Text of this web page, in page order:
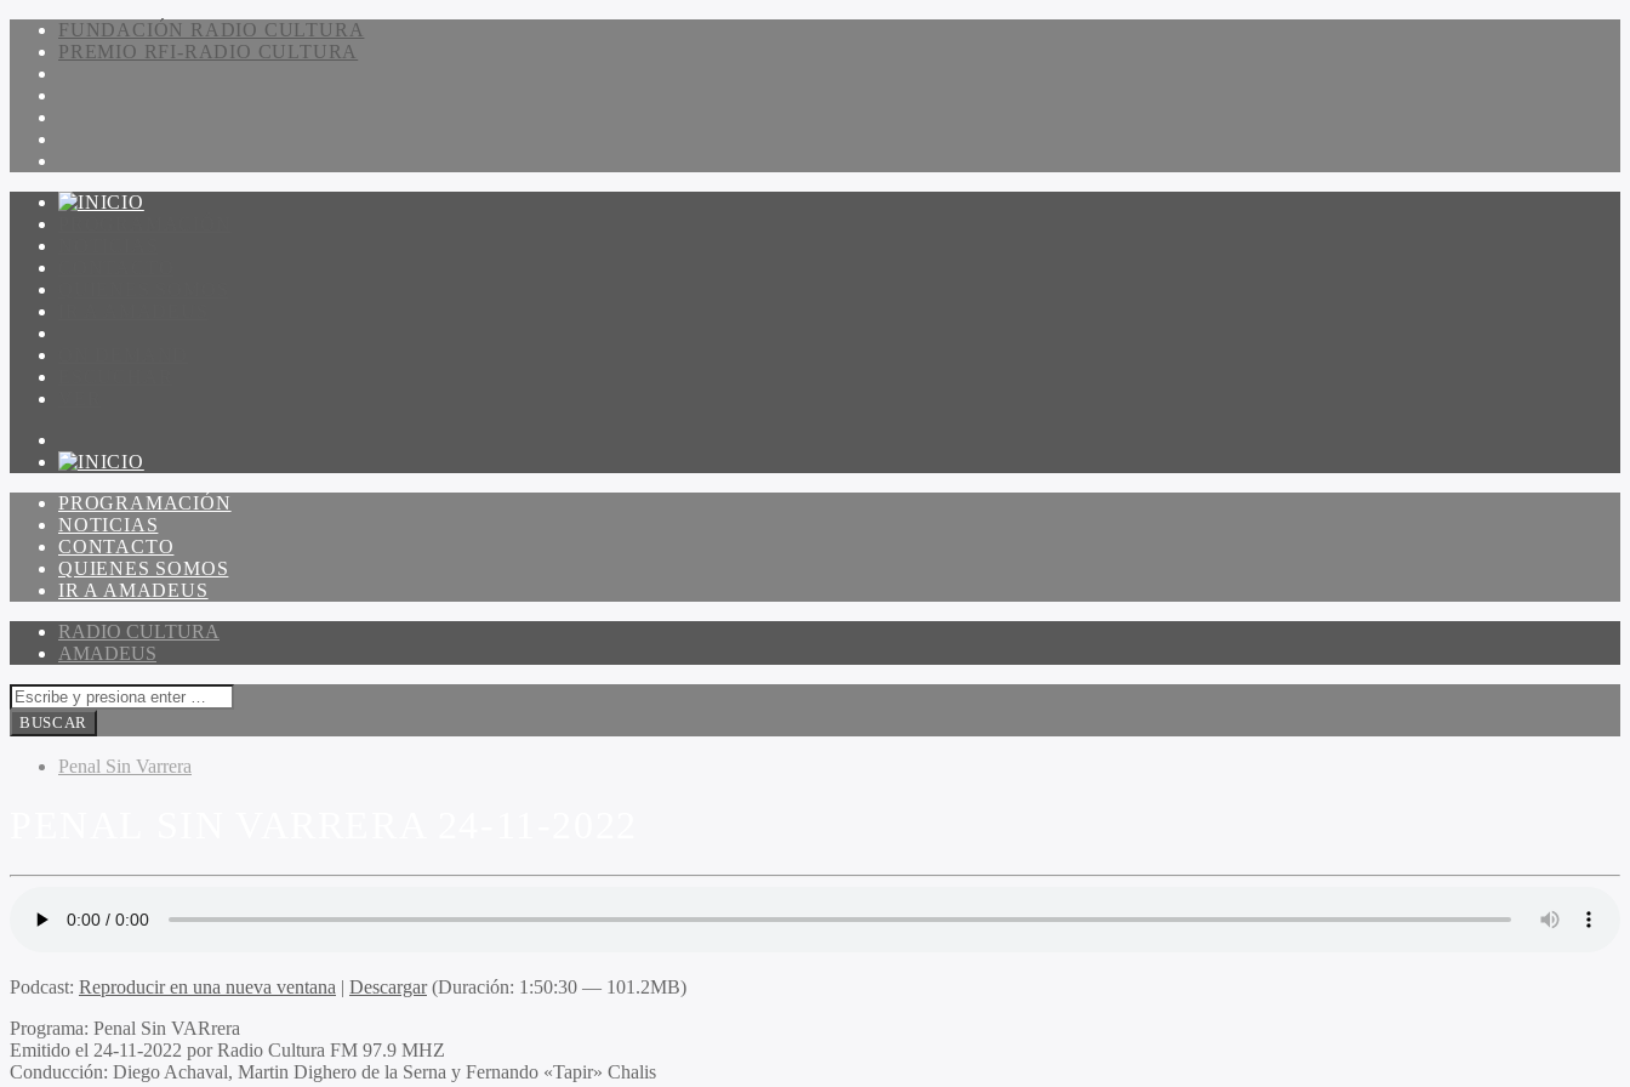
FUNDACIÓN RADIO CULTURA
PREMIO RFI-RADIO CULTURA
PROGRAMACIÓN
NOTICIAS
CONTACTO
QUIENES SOMOS
IR A AMADEUS
RADIO CULTURA
AMADEUS
Penal Sin Varrera
Podcast: Reproducir en una nueva ventana | Descargar(Duración: 1:50:30 — 101.2MB)
Programa: Penal Sin VARrera
Emitido el 24-11-2022 por Radio Cultura FM 97.9 MHZ
Conducción: Diego Achaval, Martin Dighero de la Serna y Fernando «Tapir» Chalis